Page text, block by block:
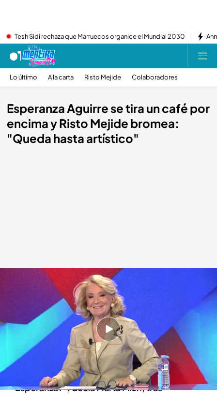
Tesh Sidi rechaza que Marruecos organice el Mundial 2030
Lo último A la carta Risto Mejide Colaboradores
Esperanza Aguirre se tira un café por
encima y Risto Mejide bromea:
"Queda hasta artístico"
Esperanza Aguirre
Todo es mentira
17 ABR 2023 - 16:53h.
Risto Mejide: "Aquí ya sabéis que incluso en las
pausas publicitarias no cesa el lio en este plató"
“¿Pensabas que iba a ser un secreto,
Esperanza?”, decía Marta Flich, tras